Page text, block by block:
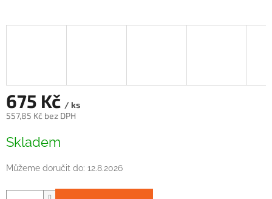
675 Kč / ks
557,85 Kč bez DPH
cena:
Skladem
Můžeme doručit do: 12.8.2026